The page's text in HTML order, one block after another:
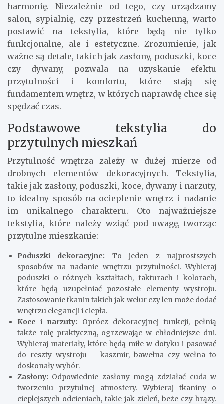
harmonię. Niezależnie od tego, czy urządzamy
salon, sypialnię, czy przestrzeń kuchenną, warto
postawić na tekstylia, które będą nie tylko
funkcjonalne, ale i estetyczne. Zrozumienie, jak
ważne są detale, takich jak zasłony, poduszki, koce
czy dywany, pozwala na uzyskanie efektu
przytulności i komfortu, które stają się
fundamentem wnętrz, w których naprawdę chce się
spędzać czas.
Podstawowe tekstylia do
przytulnych mieszkań
Przytulność wnętrza zależy w dużej mierze od
drobnych elementów dekoracyjnych. Tekstylia,
takie jak zasłony, poduszki, koce, dywany i narzuty,
to idealny sposób na ocieplenie wnętrz i nadanie
im unikalnego charakteru. Oto najważniejsze
tekstylia, które należy wziąć pod uwagę, tworząc
przytulne mieszkanie:
Poduszki dekoracyjne: To jeden z najprostszych
sposobów na nadanie wnętrzu przytulności. Wybieraj
poduszki o różnych kształtach, fakturach i kolorach,
które będą uzupełniać pozostałe elementy wystroju.
Zastosowanie tkanin takich jak welur czy len może dodać
wnętrzu elegancji i ciepła.
Koce i narzuty: Oprócz dekoracyjnej funkcji, pełnią
także rolę praktyczną, ogrzewając w chłodniejsze dni.
Wybieraj materiały, które będą miłe w dotyku i pasować
do reszty wystroju – kaszmir, bawełna czy wełna to
doskonały wybór.
Zasłony: Odpowiednie zasłony mogą zdziałać cuda w
tworzeniu przytulnej atmosfery. Wybieraj tkaniny o
cieplejszych odcieniach, takie jak zieleń, beże czy brązy.